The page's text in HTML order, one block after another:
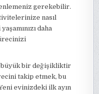
gerekebilir.
nasıl
daha
büyük bir değişikliktir
takip etmek, bu
evinizdeki ilk ayın